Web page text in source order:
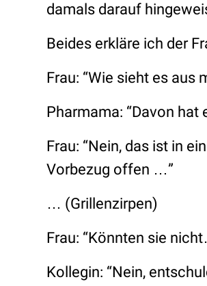
damals darauf
Beides erkläre ich der
Frau: “Wie sieht es aus
Pharmama: “Davon hat
Frau: “Nein, das ist in
Vorbezug offen …”
… (Grillenzirpen)
Frau: “Könnten sie
Kollegin: “Nein,